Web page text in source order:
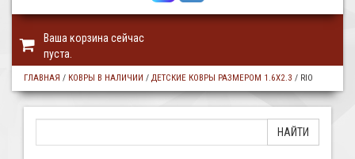
Ваша корзина сейчас
пуста.
ГЛАВНАЯ / КОВРЫ В НАЛИЧИИ / ДЕТСКИЕ КОВРЫ РАЗМЕРОМ 1.6Х2.3 / RIO